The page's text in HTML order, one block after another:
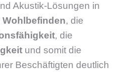
Akustik-Lösungen in
Wohlbefinden, die
, die
und somit die
Beschäftigten deutlich